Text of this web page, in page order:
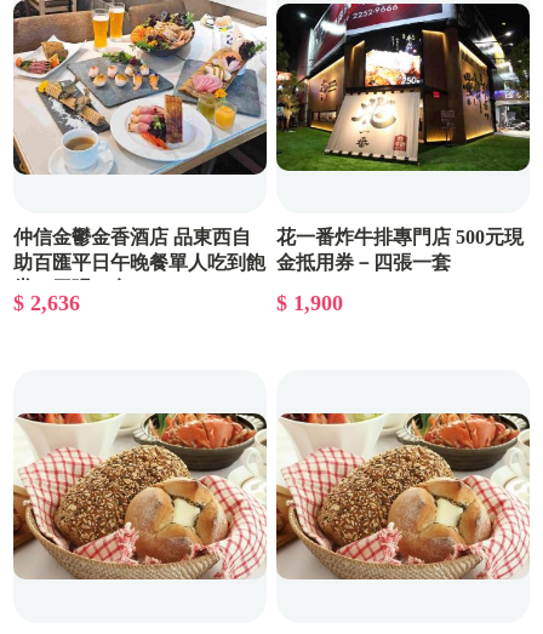
仲信金鬱金香酒店 品東西自
助百匯平日午晚餐單人吃到飽
$ 2,636
花一番炸牛排專門店 500元現
金抵用券－四張一套
$ 1,900